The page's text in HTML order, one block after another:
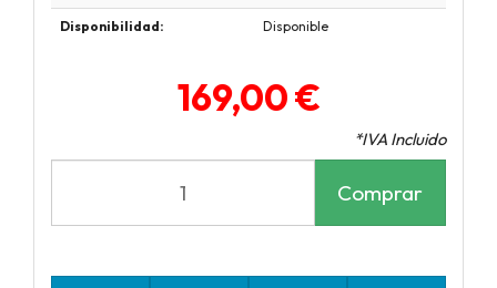
Disponibilidad: Disponible
169,00 €
*IVA Incluido
Comprar